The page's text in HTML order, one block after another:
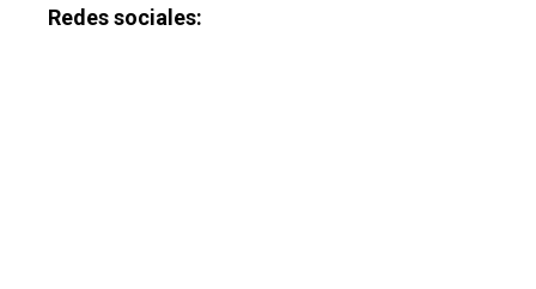
Redes sociales: